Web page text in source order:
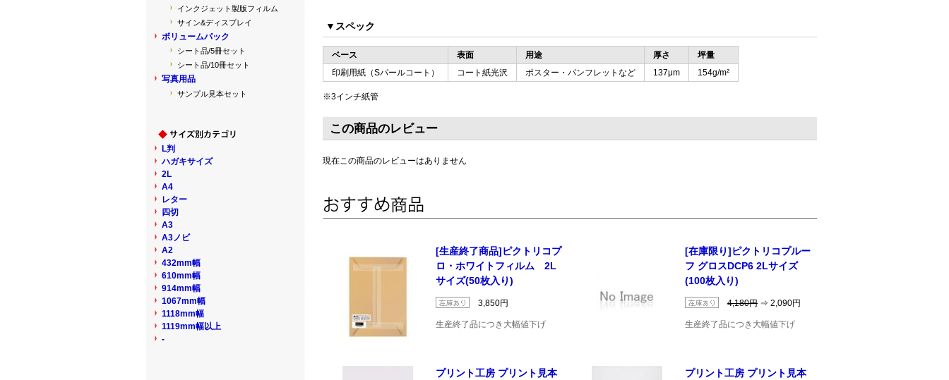
▼スペック
ベース 表面 用途 厚さ
坪量
印刷用紙（Sパールコート）
コート紙光沢 ポスター・パンフレットなど 137μm 154g/m²
※3インチ紙管
この商品のレビュー
現在この商品のレビューはありません
[生産終了商品]ピクトリコプ
ロ・ホワイトフィルム 2L
サイズ(50枚入り)
3,850円
生産終了品につき大幅値下げ
[在庫限り]ピクトリコプルー
フ グロスDCP6 2Lサイズ
(100枚入り)
4,180円 ⇒ 2,090円
生産終了品につき大幅値下げ
プリント工房 プリント見本 プリント工房 プリント見本
インクジェット製版フィルム
サイン&ディスプレイ
ボリュームパック
シート品/5冊セット
シート品/10冊セット
写真用品
サンプル見本セット
L判
ハガキサイズ
2L
A4
レター
四切
A3
A3ノビ
A2
432mm幅
610mm幅
914mm幅
1067mm幅
1118mm幅
1119mm幅以上
-